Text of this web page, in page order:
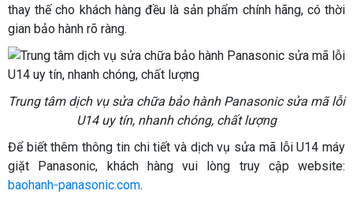
thay thế cho khách hàng đều là sản phẩm chính hãng, có thời
gian bảo hành rõ ràng.
Trung tâm dịch vụ sửa chữa bảo hành Panasonic sửa mã lỗi
U14 uy tín, nhanh chóng, chất lượng
Để biết thêm thông tin chi tiết và dịch vụ sửa mã lỗi U14 máy
giặt Panasonic, khách hàng vui lòng truy cập website:
baohanh-panasonic.com.